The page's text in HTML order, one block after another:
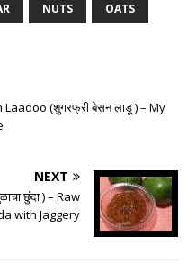
NUTS OATS
(शुगरफ्री बेसन लाडू ) – My
NEXT
छुंदा ) – Raw
with Jaggery